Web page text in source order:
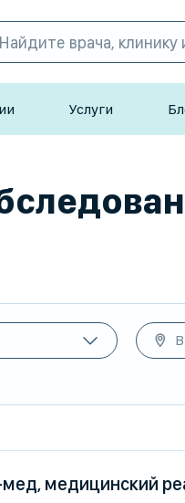
Услуги
медицинский